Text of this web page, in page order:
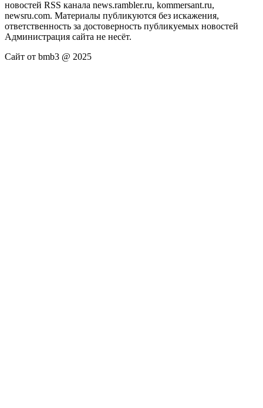
новостей RSS канала news.rambler.ru, kommersant.ru,
newsru.com. Материалы публикуются без искажения,
ответственность за достоверность публикуемых новостей
Администрация сайта не несёт.
Сайт от bmb3 @ 2025